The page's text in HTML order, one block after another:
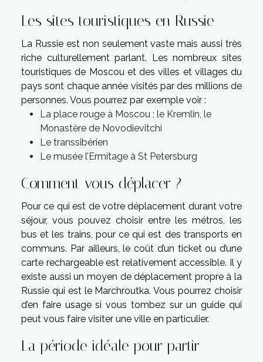
Les sites touristiques en Russie
La Russie est non seulement vaste mais aussi très
riche culturellement parlant. Les nombreux sites
touristiques de Moscou et des villes et villages du
pays sont chaque année visités par des millions de
personnes. Vous pourrez par exemple voir :
La place rouge à Moscou ; le Kremlin, le
Monastère de Novodievitchi
Le transsibérien
Le musée l’Ermitage à St Petersburg
Comment vous déplacer ?
Pour ce qui est de votre déplacement durant votre
séjour, vous pouvez choisir entre les métros, les
bus et les trains, pour ce qui est des transports en
communs. Par ailleurs, le coût d’un ticket ou d’une
carte rechargeable est relativement accessible. Il y
existe aussi un moyen de déplacement propre à la
Russie qui est le Marchroutka. Vous pourrez choisir
d’en faire usage si vous tombez sur un guide qui
peut vous faire visiter une ville en particulier.
La période idéale pour partir